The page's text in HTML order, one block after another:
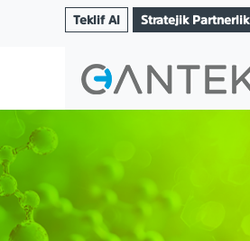
Teklif Al Stratejik Partnerlik